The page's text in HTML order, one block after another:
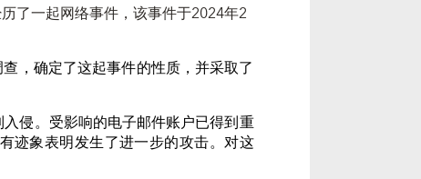
了一起网络事件，该事件于2024年2
，确定了这起事件的性质，并采取了
侵。受影响的电子邮件账户已得到重
迹象表明发生了进一步的攻击。对这